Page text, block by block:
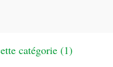
catégorie (1)